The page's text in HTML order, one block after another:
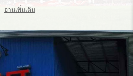
อ่านเพิ่มเติม